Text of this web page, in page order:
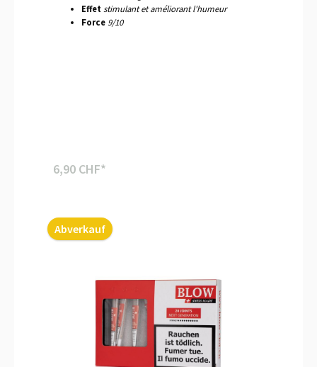
Effet stimulant et améliorant l'humeur
Force 9/10
6,90 CHF*
Abverkauf